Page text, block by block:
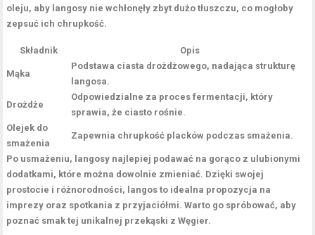
oleju, aby langosy nie wchłonęły zbyt dużo tłuszczu, co mogłoby
zepsuć ich chrupkość.
Składnik Opis
Mąka
Podstawa ciasta drożdżowego, nadająca strukturę
langosa.
Drożdże
Odpowiedzialne za proces fermentacji, który
sprawia, że ciasto rośnie.
Olejek do
smażenia
Zapewnia chrupkość placków podczas smażenia.
Po usmażeniu, langosy najlepiej podawać na gorąco z ulubionymi
dodatkami, które można dowolnie zmieniać. Dzięki swojej
prostocie i różnorodności, langos to idealna propozycja na
imprezy oraz spotkania z przyjaciółmi. Warto go spróbować, aby
poznać smak tej unikalnej przekąski z Węgier.